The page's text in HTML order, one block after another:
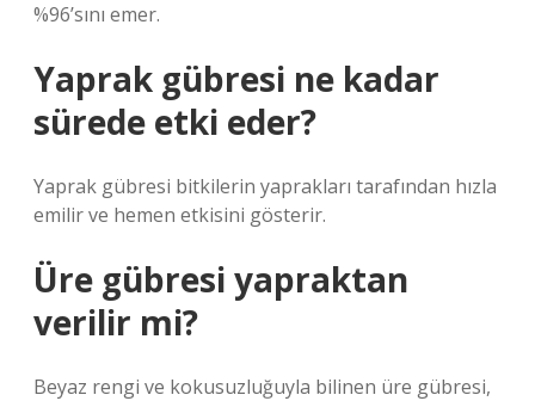
%96’sını emer.
Yaprak gübresi ne kadar
sürede etki eder?
Yaprak gübresi bitkilerin yaprakları tarafından hızla
emilir ve hemen etkisini gösterir.
Üre gübresi yapraktan
verilir mi?
Beyaz rengi ve kokusuzluğuyla bilinen üre gübresi,